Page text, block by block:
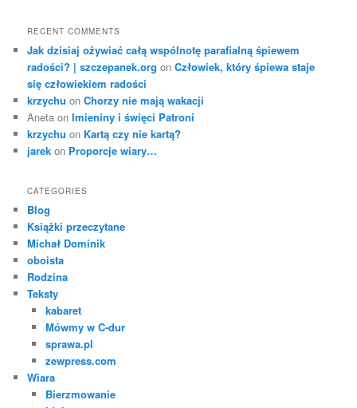
RECENT COMMENTS
Jak dzisiaj ożywiać całą wspólnotę parafialną śpiewem
radości? | szczepanek.org onCzłowiek, który śpiewa staje
się człowiekiem radości
krzychu onChorzy nie mają wakacji
Aneta onImieniny i święci Patroni
krzychu on Kartą czy nie kartą?
jarek on Proporcje wiary…
CATEGORIES
Blog
Książki przeczytane
Michał Dominik
oboista
Rodzina
Teksty
kabaret
Mówmy w C-dur
sprawa.pl
zewpress.com
Wiara
Bierzmowanie